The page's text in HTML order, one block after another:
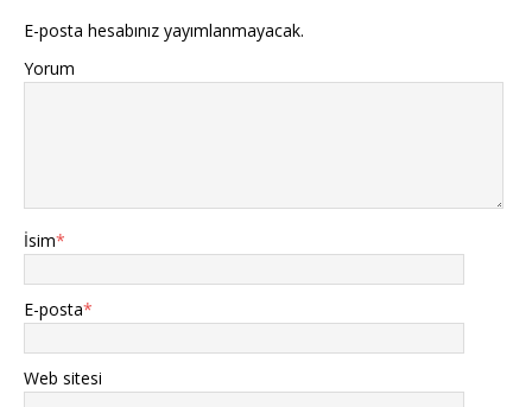
E-posta hesabınız yayımlanmayacak.
Yorum
İsim*
E-posta*
Web sitesi